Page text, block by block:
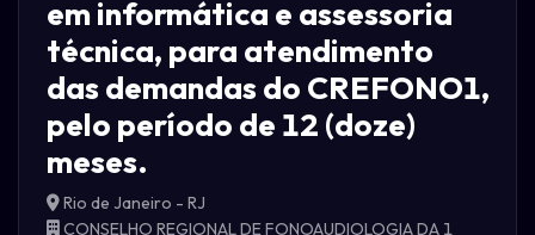
em informática e assessoria
técnica, para atendimento
das demandas do CREFONO1,
pelo período de 12 (doze)
meses.
Rio de Janeiro - RJ
CONSELHO REGIONAL DE FONOAUDIOLOGIA DA 1